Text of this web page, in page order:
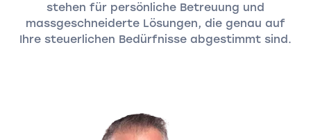
stehen für persönliche Betreuung und
massgeschneiderte Lösungen, die genau auf
Ihre steuerlichen Bedürfnisse abgestimmt sind.